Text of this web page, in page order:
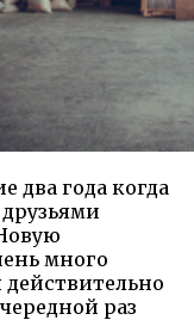
два года когда
много
раз